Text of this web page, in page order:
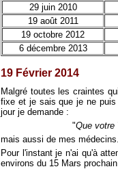
29 juin 2010
19 août 2011
19 octobre 2012
6 décembre 2013
19 Février 2014
Malgré toutes les craintes
fixe et je sais que je ne puis
jour je demande :
"Que votre
mais aussi de mes médecins.
Pour l'instant je n'ai qu'à
environs du 15 Mars